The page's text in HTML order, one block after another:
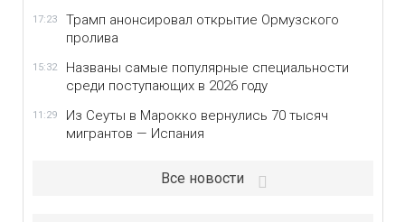
17:23
Трамп анонсировал открытие Ормузского
пролива
15:32
Названы самые популярные специальности
среди поступающих в 2026 году
11:29
Из Сеуты в Марокко вернулись 70 тысяч
мигрантов — Испания
Все новости